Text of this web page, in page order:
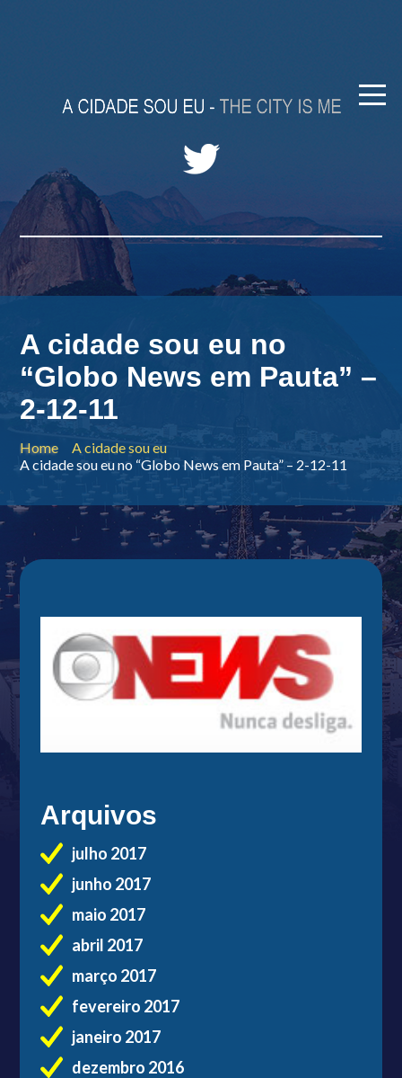
A cidade sou eu no
“Globo News em Pauta” –
2-12-11
Home
A cidade sou eu
A cidade sou eu no “Globo News em Pauta” – 2-12-11
Arquivos
julho 2017
junho 2017
maio 2017
abril 2017
março 2017
fevereiro 2017
janeiro 2017
dezembro 2016